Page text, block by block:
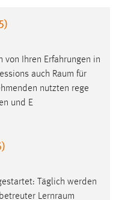
von Ihren Erfahrungen in
auch Raum für
nutzten rege
und E
Täglich werden
Lernraum